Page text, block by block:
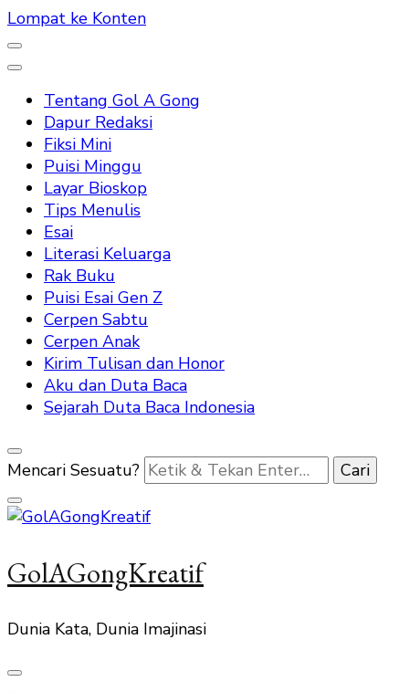
Lompat ke Konten
Tentang Gol A Gong
Dapur Redaksi
Fiksi Mini
Puisi Minggu
Layar Bioskop
Tips Menulis
Esai
Literasi Keluarga
Rak Buku
Puisi Esai Gen Z
Cerpen Sabtu
Cerpen Anak
Kirim Tulisan dan Honor
Aku dan Duta Baca
Sejarah Duta Baca Indonesia
Mencari Sesuatu?
GolAGongKreatif
Dunia Kata, Dunia Imajinasi